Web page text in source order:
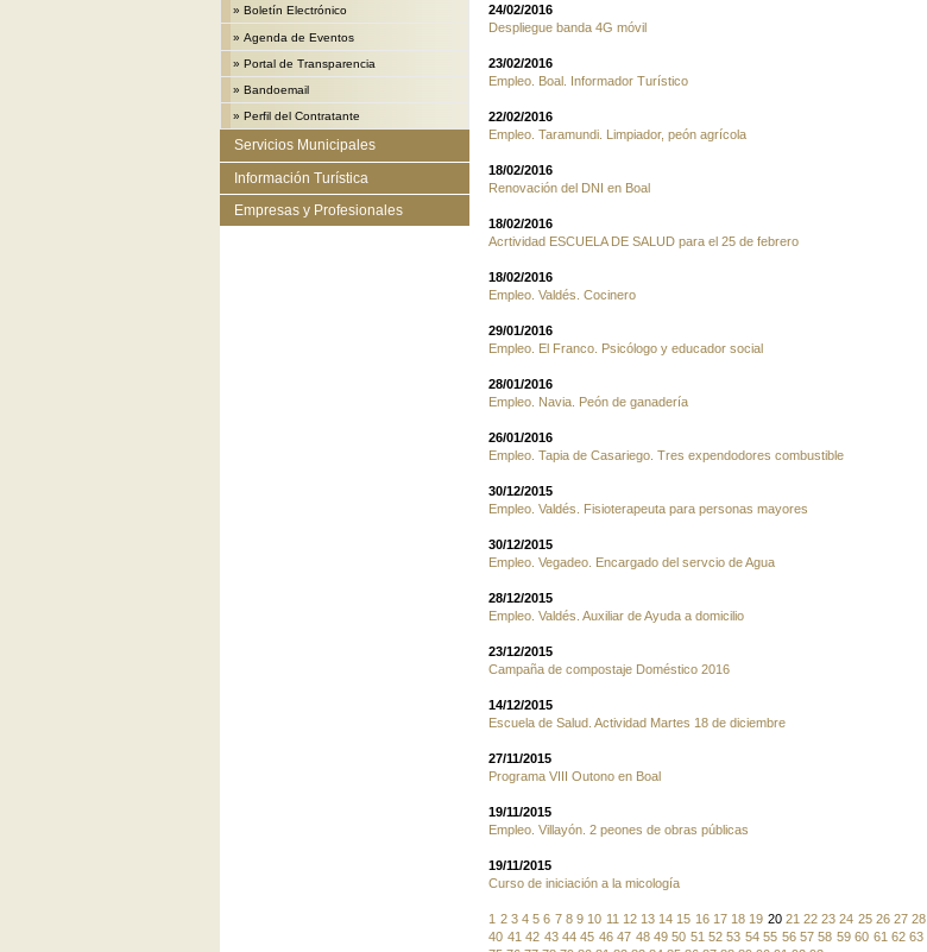
» Boletín Electrónico
» Agenda de Eventos
» Portal de Transparencia
» Bandoemail
» Perfil del Contratante
Servicios Municipales
Información Turística
Empresas y Profesionales
24/02/2016
Despliegue banda 4G móvil
23/02/2016
Empleo. Boal. Informador Turístico
22/02/2016
Empleo. Taramundi. Limpiador, peón agrícola
18/02/2016
Renovación del DNI en Boal
18/02/2016
Acrtividad ESCUELA DE SALUD para el 25 de febrero
18/02/2016
Empleo. Valdés. Cocinero
29/01/2016
Empleo. El Franco. Psicólogo y educador social
28/01/2016
Empleo. Navia. Peón de ganadería
26/01/2016
Empleo. Tapia de Casariego. Tres expendodores combustible
30/12/2015
Empleo. Valdés. Fisioterapeuta para personas mayores
30/12/2015
Empleo. Vegadeo. Encargado del servcio de Agua
28/12/2015
Empleo. Valdés. Auxiliar de Ayuda a domicilio
23/12/2015
Campaña de compostaje Doméstico 2016
14/12/2015
Escuela de Salud. Actividad Martes 18 de diciembre
27/11/2015
Programa VIII Outono en Boal
19/11/2015
Empleo. Villayón. 2 peones de obras públicas
19/11/2015
Curso de iniciación a la micología
1 2 3 4 5 6 7 8 9 10 11 12 13 14 15 16 17 18 19 20 21 22 23 24 25 26 27 28
40 41 42 43 44 45 46 47 48 49 50 51 52 53 54 55 56 57 58 59 60 61 62 63